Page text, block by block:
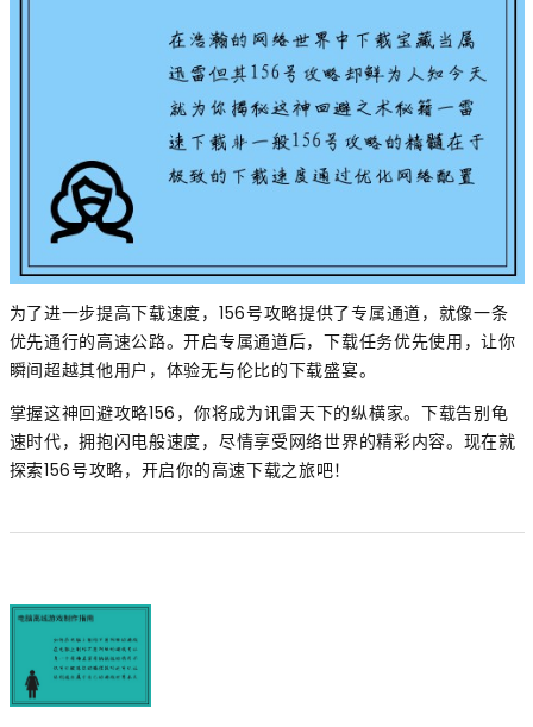
为了进一步提高下载速度，156号攻略提供了专属通道，就像一条
优先通行的高速公路。开启专属通道后，下载任务优先使用，让你
瞬间超越其他用户，体验无与伦比的下载盛宴。
掌握这神回避攻略156，你将成为讯雷天下的纵横家。下载告别龟
速时代，拥抱闪电般速度，尽情享受网络世界的精彩内容。现在就
探索156号攻略，开启你的高速下载之旅吧！